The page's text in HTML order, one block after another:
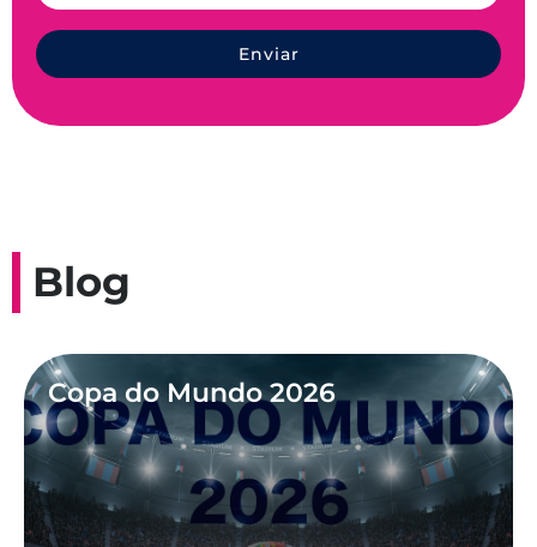
Enviar
Blog
Copa do Mundo 2026